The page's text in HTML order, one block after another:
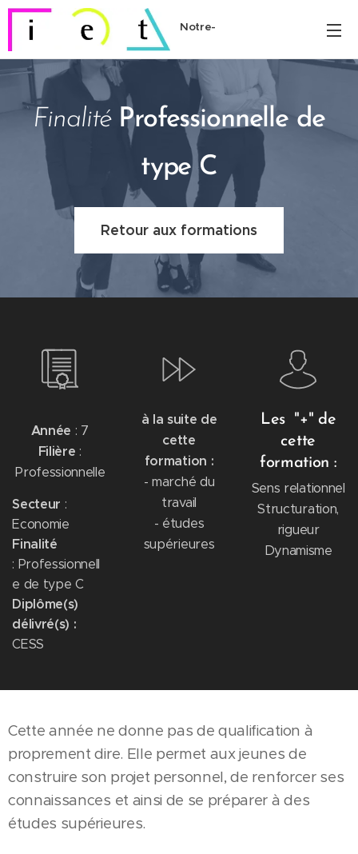
Notre-
Finalité Professionnelle de
type C
Retour aux formations
Année : 7
Filière :
Professionnelle
Secteur :
Economie
Finalité
: Professionnell
e de type C
Diplôme(s)
délivré(s) :
CESS
à la suite de
cette
formation :
- marché du
travail
- études
supérieures
Les "+" de
cette
formation :
Sens relationnel
Structuration,
rigueur
Dynamisme
Cette année ne donne pas de qualification à
proprement dire. Elle permet aux jeunes de
construire son projet personnel, de renforcer ses
connaissances et ainsi de se préparer à des
études supérieures.